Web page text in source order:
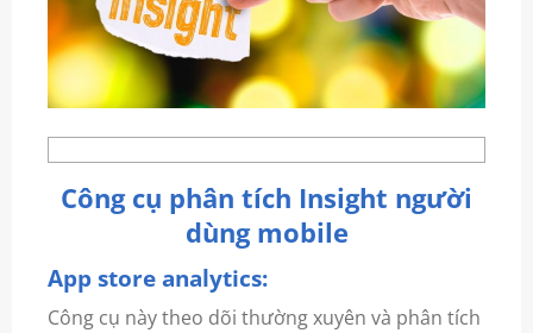
Công cụ phân tích Insight người
dùng mobile
App store analytics:
Công cụ này theo dõi thường xuyên và phân tích